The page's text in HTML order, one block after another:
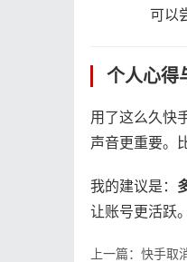
可以
个人心得
用了这么久快
声音更重要。
我的建议是：​
让账号更活跃
上一篇：快手